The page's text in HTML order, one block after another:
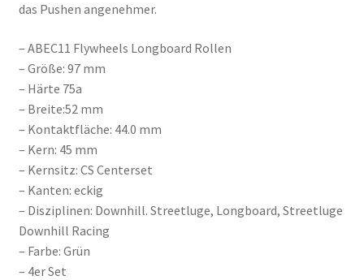
das Pushen angenehmer.
– ABEC11 Flywheels Longboard Rollen
– Größe: 97 mm
– Härte 75a
– Breite:52 mm
– Kontaktfläche: 44.0 mm
– Kern: 45 mm
– Kernsitz: CS Centerset
– Kanten: eckig
– Disziplinen: Downhill. Streetluge, Longboard, Streetluge
Downhill Racing
– Farbe: Grün
– 4er Set